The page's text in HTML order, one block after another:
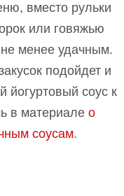
вместо рульки
или говяжью
не менее удачным.
подойдет и
йогуртовый соус к
в материале о
соусам.